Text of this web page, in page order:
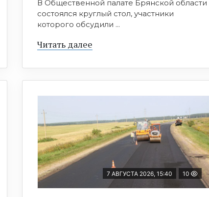
В Общественной палате Брянской области
состоялся круглый стол, участники
которого обсудили ...
Читать далее
7 АВГУСТА 2026, 15:40 10